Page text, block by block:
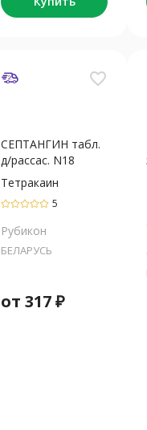
favorite_border
СЕПТАНГИН табл.
д/рассас. N18
Тетракаин
5
Рубикон
БЕЛАРУСЬ
от 317₽